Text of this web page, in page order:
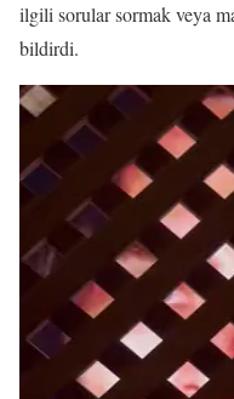
ilgili sorular sormak veya
bildirdi.